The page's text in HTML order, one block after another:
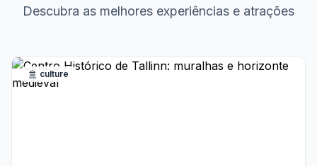
Descubra as melhores experiências e atrações
culture